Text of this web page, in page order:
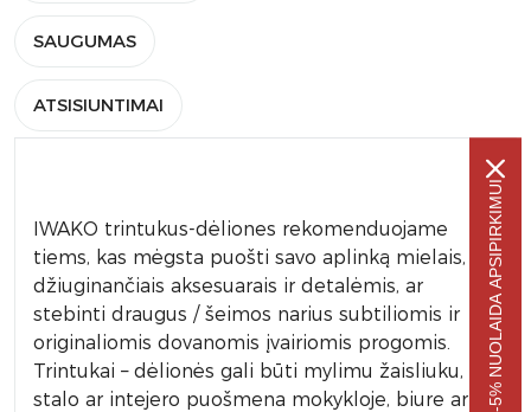
SAUGUMAS
ATSISIUNTIMAI
IWAKO trintukus-dėliones rekomenduojame
tiems, kas mėgsta puošti savo aplinką mielais, akį
džiuginančiais aksesuarais ir detalėmis, ar
stebinti draugus / šeimos narius subtiliomis ir
originaliomis dovanomis įvairiomis progomis.
Trintukai – dėlionės gali būti mylimu žaisliuku,
stalo ar intejero puošmena mokykloje, biure ar
-5% NUOLAIDA APSIPIRKIMUI